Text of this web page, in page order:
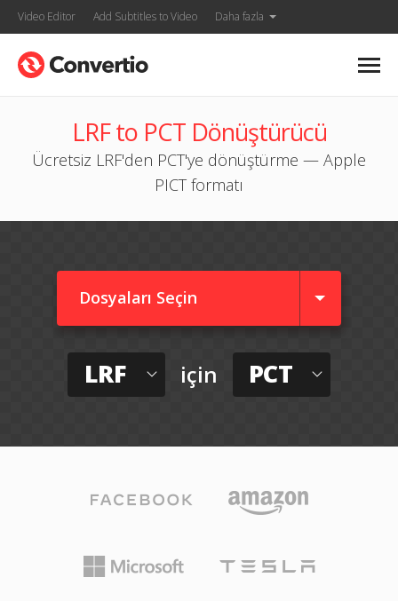
Video Editor Add Subtitles to Video Daha fazla
LRF to PCT Dönüştürücü
Ücretsiz LRF'den PCT'ye dönüştürme — Apple
PICT formatı
Dosyaları Seçin
LRF için PCT